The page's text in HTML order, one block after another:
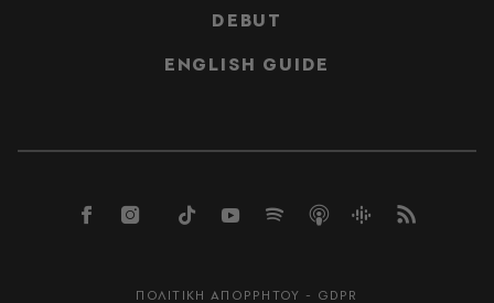
DEBUT
ENGLISH GUIDE
ΠΟΛΙΤΙΚΗ ΑΠΟΡΡΗΤΟΥ - GDPR